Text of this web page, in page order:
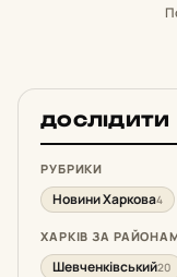
ДОСЛІДИТИ
РУБРИКИ
Новини Харкова4
ХАРКІВ ЗА
Шевченківський20